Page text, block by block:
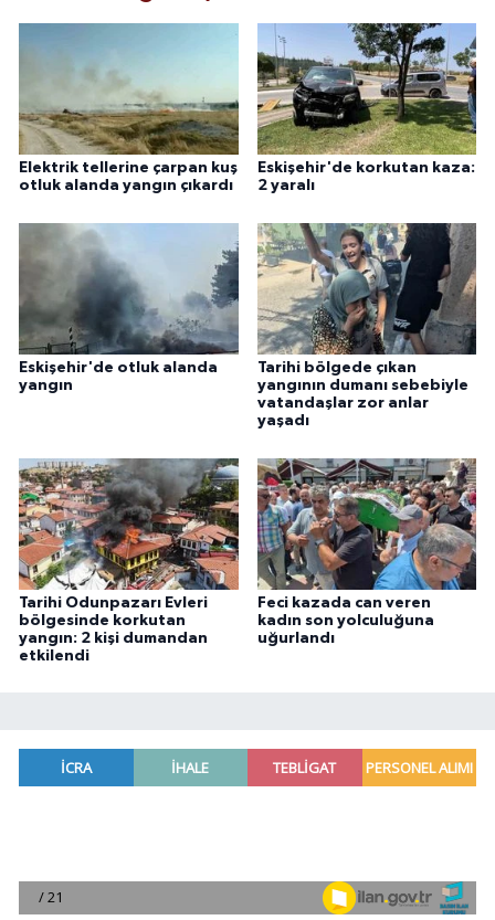
Elektrik tellerine çarpan kuş
otluk alanda yangın çıkardı
Eskişehir'de korkutan kaza:
2 yaralı
Eskişehir'de otluk alanda
yangın
Tarihi bölgede çıkan
yangının dumanı sebebiyle
vatandaşlar zor anlar
yaşadı
Tarihi Odunpazarı Evleri
bölgesinde korkutan
yangın: 2 kişi dumandan
etkilendi
Feci kazada can veren
kadın son yolculuğuna
uğurlandı